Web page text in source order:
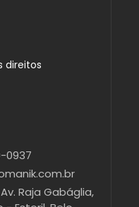
direitos
0937
Raja Gabáglia,